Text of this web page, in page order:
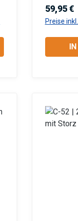
Industrie:
Privatanwender
59,95 €
Preise